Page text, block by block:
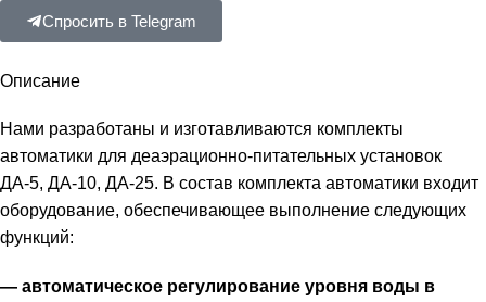
Спросить в Telegram
Описание
Нами разработаны и изготавливаются комплекты
автоматики для деаэрационно-питательных установок
ДА-5, ДА-10, ДА-25. В состав комплекта автоматики входит
оборудование, обеспечивающее выполнение следующих
функций:
— автоматическое регулирование уровня воды в